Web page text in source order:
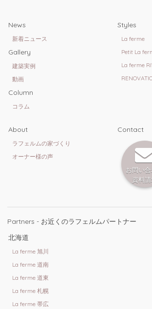
News
新着ニュース
Gallery
建築実例
動画
Column
コラム
Styles
La ferme
Petit La
La ferme
About
ラフェルムの家づくり
オーナー様の声
Contact
お問い
資料
Partners - お近くのラフェルムパートナー
北海道
La ferme 旭川
La ferme 道南
La ferme 道東
La ferme 札幌
La ferme 帯広